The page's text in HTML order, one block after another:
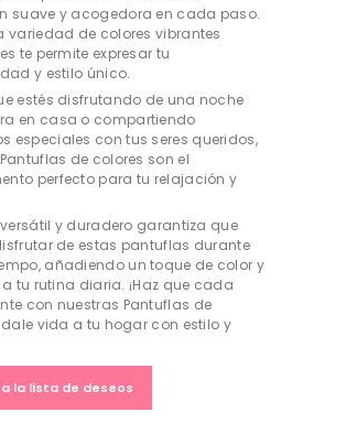
suave y acogedora en cada paso.
variedad de colores vibrantes
te permite expresar tu
y estilo único.
estés disfrutando de una noche
en casa o compartiendo
especiales con tus seres queridos,
de colores son el
perfecto para tu relajación y
versátil y duradero garantiza que
de estas pantuflas durante
añadiendo un toque de color y
tu rutina diaria. ¡Haz que cada
con nuestras Pantuflas de
vida a tu hogar con estilo y
la lista de deseos